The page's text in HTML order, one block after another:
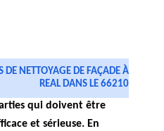
DE NETTOYAGE DE FAÇADE À
REAL DANS LE 66210
qui doivent être
et sérieuse. En